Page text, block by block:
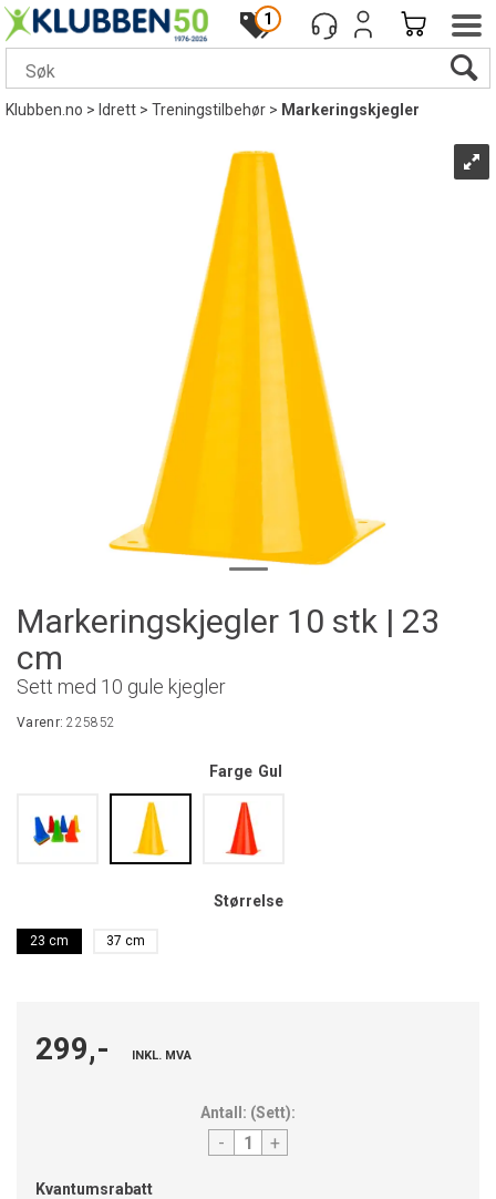
1
Klubben.no> Idrett>Treningstilbehør> Markeringskjegler
Markeringskjegler 10 stk | 23
cm
Sett med 10 gule kjegler
Varenr:225852
Farge Gul
Størrelse
23 cm 37 cm
299,- INKL. MVA
Antall: (Sett):
- +
Kvantumsrabatt